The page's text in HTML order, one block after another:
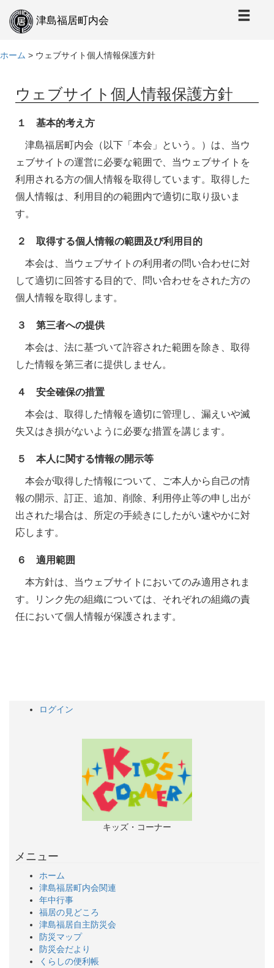
津島福居町内会
ホーム > ウェブサイト個人情報保護方針
ウェブサイト個人情報保護方針
１ 基本的考え方
津島福居町内会（以下「本会」という。）は、当ウ
ェブサイトの運営に必要な範囲で、当ウェブサイトを
利用される方の個人情報を取得しています。取得した
個人情報は、利用目的の範囲内で適切に取り扱いま
す。
２ 取得する個人情報の範囲及び利用目的
本会は、当ウェブサイトの利用者の問い合わせに対
して適切に回答する目的で、問い合わせをされた方の
個人情報を取得します。
３ 第三者への提供
本会は、法に基づいて許容された範囲を除き、取得
した情報を第三者に提供しません。
４ 安全確保の措置
本会は、取得した情報を適切に管理し、漏えいや滅
失又はき損がないように必要な措置を講じます。
５ 本人に関する情報の開示等
本会が取得した情報について、ご本人から自己の情
報の開示、訂正、追加、削除、利用停止等の申し出が
出された場合は、所定の手続きにしたがい速やかに対
応します。
６ 適用範囲
本方針は、当ウェブサイトにおいてのみ適用されま
す。リンク先の組織については、それぞれの組織の責
任において個人情報が保護されます。
ログイン
キッズ・コーナー
メニュー
ホーム
津島福居町内会関連
年中行事
福居の見どころ
津島福居自主防災会
防災マップ
防災会だより
くらしの便利帳